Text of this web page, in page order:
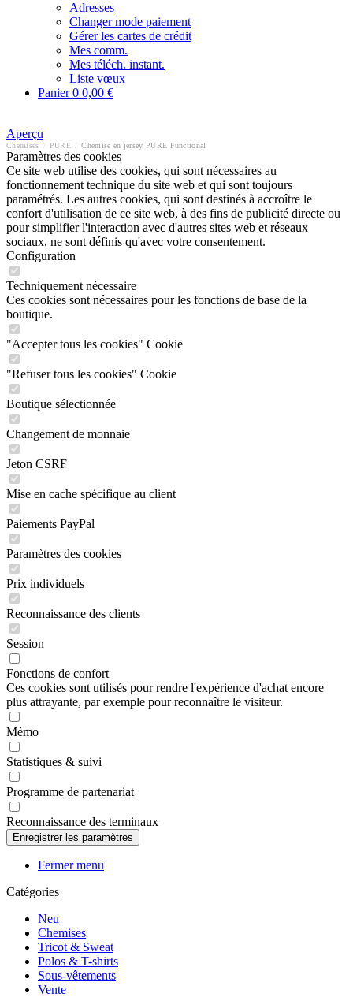
Adresses
Changer mode paiement
Gérer les cartes de crédit
Mes comm.
Mes téléch. instant.
Liste vœux
Panier0 0,00 €
Aperçu
Chemises PURE Chemise en jersey PURE Functional
Paramètres des cookies
Ce site web utilise des cookies, qui sont nécessaires au
fonctionnement technique du site web et qui sont toujours
paramétrés. Les autres cookies, qui sont destinés à accroître le
confort d'utilisation de ce site web, à des fins de publicité directe ou
pour simplifier l'interaction avec d'autres sites web et réseaux
sociaux, ne sont définis qu'avec votre consentement.
Configuration
Techniquement nécessaire
Ces cookies sont nécessaires pour les fonctions de base de la
boutique.
"Accepter tous les cookies" Cookie
"Refuser tous les cookies" Cookie
Boutique sélectionnée
Changement de monnaie
Jeton CSRF
Mise en cache spécifique au client
Paiements PayPal
Paramètres des cookies
Prix individuels
Reconnaissance des clients
Session
Fonctions de confort
Ces cookies sont utilisés pour rendre l'expérience d'achat encore
plus attrayante, par exemple pour reconnaître le visiteur.
Mémo
Statistiques & suivi
Programme de partenariat
Reconnaissance des terminaux
Fermer menu
Catégories
Neu
Chemises
Tricot & Sweat
Polos & T-shirts
Sous-vêtements
Vente